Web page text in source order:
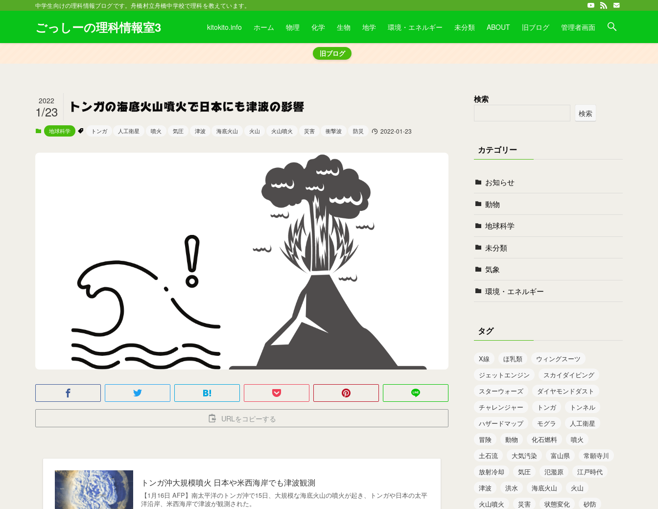
中学生向けの理科情報ブログです。舟橋村立舟橋中学校で理科を教えています。
ごっしーの理科情報室3 kitokito.info ホーム 物理 化学 生物 地学 環境・エネルギー 未分類 ABOUT 旧ブログ 管理者画面
旧ブログ
トンガの海底火山噴火で日本にも津波の影響
2022
1/23
地球科学 トンガ 人工衛星 噴火 気圧 津波 海底火山 火山 火山噴火 災害 衝撃波 防災 2022-01-23
URLをコピーする
トンガ沖大規模噴火 日本や米西海岸でも津波観測
【1月16日 AFP】南太平洋のトンガ沖で15日、大規模な海底火山の噴火が起き、トンガや日本の太平
洋沿岸、米西海岸で津波が観測された。
検索
検索
カテゴリー
お知らせ
動物
地球科学
未分類
気象
環境・エネルギー
タグ
X線 ほ乳類
ウィングスーツ
ジェットエンジン
スカイダイビング
スターウォーズ
ダイヤモンドダスト
チャレンジャー
トンガ
トンネル
ハザードマップ
モグラ
人工衛星
冒険
動物 化石燃料
噴火
土石流
大気汚染 富山県
常願寺川
放射冷却
気圧 氾濫原
江戸時代
津波
洪水 海底火山
火山
火山噴火
災害 状態変化
砂防